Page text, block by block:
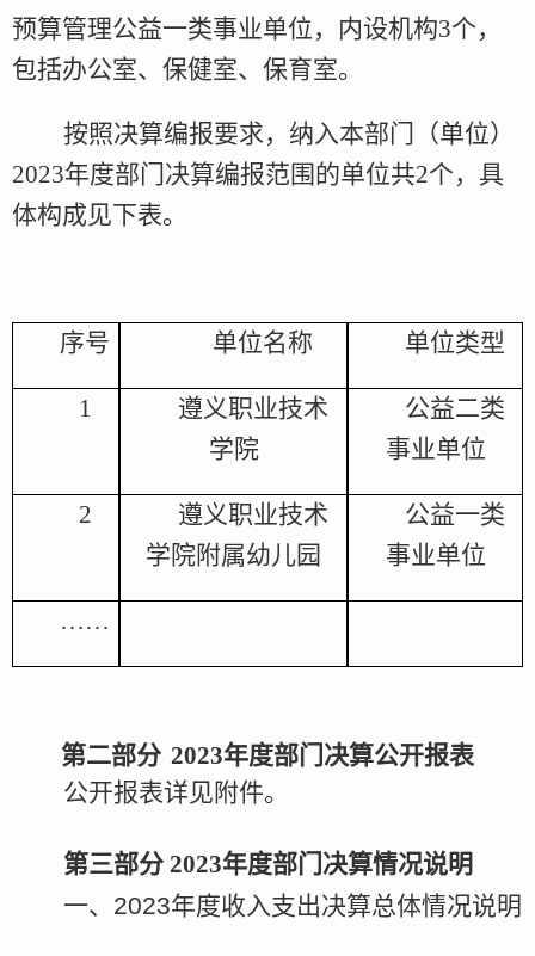
预算管理公益一类事业单位，内设机构3个，
包括办公室、保健室、保育室。
按照决算编报要求，纳入本部门
（单位）
2023年度部门决算编报范围的单位共2个， 具
体构成见下表。
序号 单位名称 单位类型
1
遵义职业技术
学院
公益二类
事业单位
2
遵义职业技术
学院附属幼儿园
公益一类
事业单位
……
第二部分 2023年度部门决算公开报表
公开报表详见附件。
第三部分 2023年度部门决算情况说明
一、 2023年度收入支出决算总体情况说明